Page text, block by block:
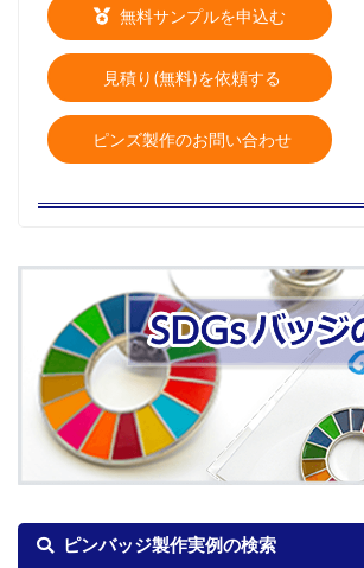
ピンバッジ製作実例の検索
無料サンプルを申込む
見積り(無料)を依頼する
ピンズ製作のお問い合わせ